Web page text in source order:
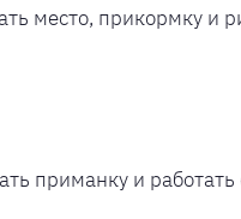
место, прикормку и
приманку и работать